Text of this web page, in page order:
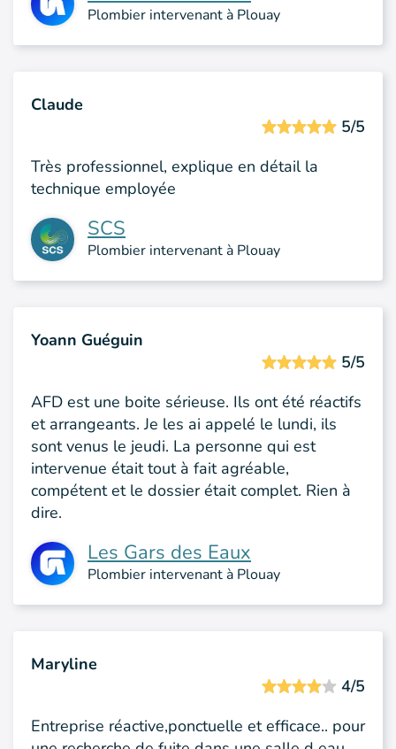
Plombier intervenant à Plouay
Claude
5/5
Très professionnel, explique en détail la
technique employée
SCS
Plombier intervenant à Plouay
Yoann Guéguin
5/5
AFD est une boite sérieuse. Ils ont été réactifs
et arrangeants. Je les ai appelé le lundi, ils
sont venus le jeudi. La personne qui est
intervenue était tout à fait agréable,
compétent et le dossier était complet. Rien à
dire.
Les Gars des Eaux
Plombier intervenant à Plouay
Maryline
4/5
Entreprise réactive,ponctuelle et efficace.. pour